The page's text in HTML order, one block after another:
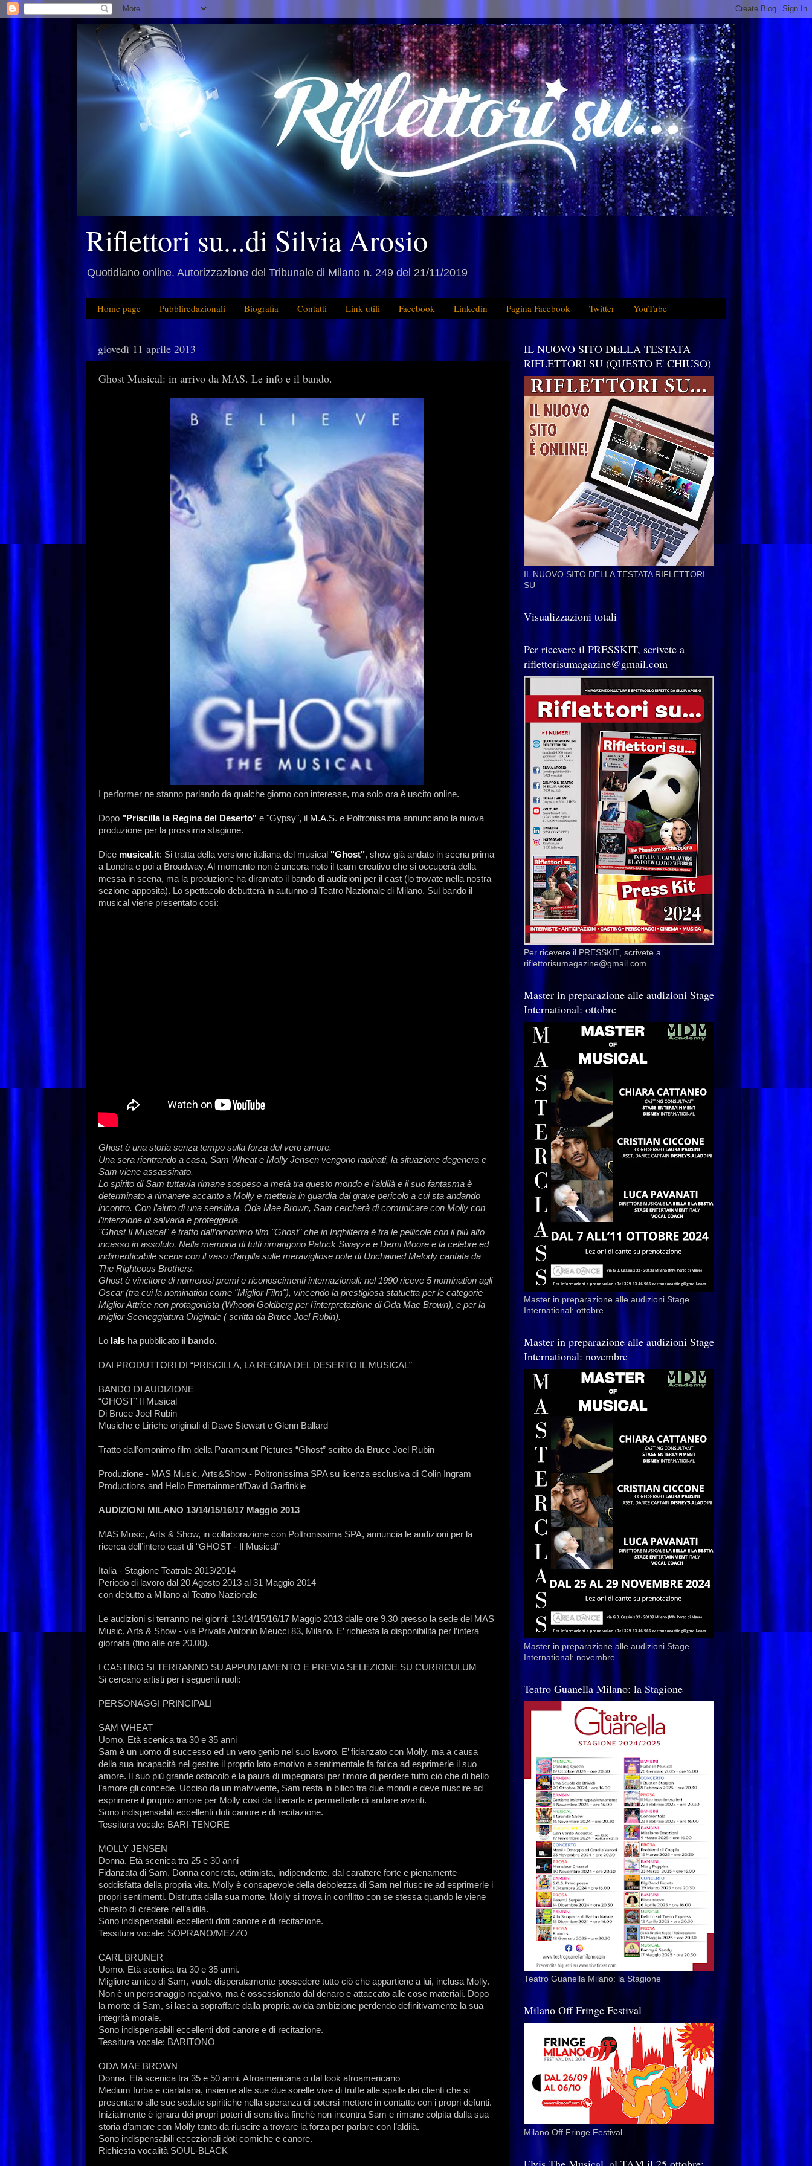
Riflettori su...di Silvia Arosio
Quotidiano online. Autorizzazione del Tribunale di Milano n. 249 del 21/11/2019
Home page Pubbliredazionali Biografia Contatti Link utili Facebook Linkedin Pagina Facebook Twitter YouTube
giovedì 11 aprile 2013
Ghost Musical: in arrivo da MAS. Le info e il bando.
I performer ne stanno parlando da qualche giorno con interesse, ma solo ora è uscito online.
Dopo "Priscilla la Regina del Deserto" e "Gypsy", il M.A.S. e Poltronissima annunciano la nuova
produzione per la prossima stagione.
Dice musical.it: Si tratta della versione italiana del musical "Ghost", show già andato in scena prima
a Londra e poi a Broadway. Al momento non è ancora noto il team creativo che si occuperà della
messa in scena, ma la produzione ha diramato il bando di audizioni per il cast (lo trovate nella nostra
sezione apposita). Lo spettacolo debutterà in autunno al Teatro Nazionale di Milano. Sul bando il
musical viene presentato così:
Ghost è una storia senza tempo sulla forza del vero amore.
Una sera rientrando a casa, Sam Wheat e Molly Jensen vengono rapinati, la situazione degenera e
Sam viene assassinato.
Lo spirito di Sam tuttavia rimane sospeso a metà tra questo mondo e l’aldilà e il suo fantasma è
determinato a rimanere accanto a Molly e metterla in guardia dal grave pericolo a cui sta andando
incontro. Con l’aiuto di una sensitiva, Oda Mae Brown, Sam cercherà di comunicare con Molly con
l’intenzione di salvarla e proteggerla.
"Ghost Il Musical" è tratto dall’omonimo film "Ghost" che in Inghilterra è tra le pellicole con il più alto
incasso in assoluto. Nella memoria di tutti rimangono Patrick Swayze e Demi Moore e la celebre ed
indimenticabile scena con il vaso d’argilla sulle meravigliose note di Unchained Melody cantata da
The Righteous Brothers.
Ghost è vincitore di numerosi premi e riconoscimenti internazionali: nel 1990 riceve 5 nomination agli
Oscar (tra cui la nomination come "Miglior Film"), vincendo la prestigiosa statuetta per le categorie
Miglior Attrice non protagonista (Whoopi Goldberg per l’interpretazione di Oda Mae Brown), e per la
miglior Sceneggiatura Originale ( scritta da Bruce Joel Rubin).
Lo Ials ha pubblicato il bando.
DAI PRODUTTORI DI “PRISCILLA, LA REGINA DEL DESERTO IL MUSICAL”
BANDO DI AUDIZIONE
“GHOST” Il Musical
Di Bruce Joel Rubin
Musiche e Liriche originali di Dave Stewart e Glenn Ballard
Tratto dall’omonimo film della Paramount Pictures “Ghost” scritto da Bruce Joel Rubin
Produzione - MAS Music, Arts&Show - Poltronissima SPA su licenza esclusiva di Colin Ingram
Productions and Hello Entertainment/David Garfinkle
AUDIZIONI MILANO 13/14/15/16/17 Maggio 2013
MAS Music, Arts & Show, in collaborazione con Poltronissima SPA, annuncia le audizioni per la
ricerca dell’intero cast di “GHOST - Il Musical”
Italia - Stagione Teatrale 2013/2014
Periodo di lavoro dal 20 Agosto 2013 al 31 Maggio 2014
con debutto a Milano al Teatro Nazionale
Le audizioni si terranno nei giorni: 13/14/15/16/17 Maggio 2013 dalle ore 9.30 presso la sede del MAS
Music, Arts & Show - via Privata Antonio Meucci 83, Milano. E’ richiesta la disponibilità per l’intera
giornata (fino alle ore 20.00).
I CASTING SI TERRANNO SU APPUNTAMENTO E PREVIA SELEZIONE SU CURRICULUM
Si cercano artisti per i seguenti ruoli:
PERSONAGGI PRINCIPALI
SAM WHEAT
Uomo. Età scenica tra 30 e 35 anni
Sam è un uomo di successo ed un vero genio nel suo lavoro. E’ fidanzato con Molly, ma a causa
della sua incapacità nel gestire il proprio lato emotivo e sentimentale fa fatica ad esprimerle il suo
amore. Il suo più grande ostacolo è la paura di impegnarsi per timore di perdere tutto ciò che di bello
l’amore gli concede. Ucciso da un malvivente, Sam resta in bilico tra due mondi e deve riuscire ad
esprimere il proprio amore per Molly così da liberarla e permetterle di andare avanti.
Sono indispensabili eccellenti doti canore e di recitazione.
Tessitura vocale: BARI-TENORE
MOLLY JENSEN
Donna. Età scenica tra 25 e 30 anni
Fidanzata di Sam. Donna concreta, ottimista, indipendente, dal carattere forte e pienamente
soddisfatta della propria vita. Molly è consapevole della debolezza di Sam nel riuscire ad esprimerle i
propri sentimenti. Distrutta dalla sua morte, Molly si trova in conflitto con se stessa quando le viene
chiesto di credere nell’aldilà.
Sono indispensabili eccellenti doti canore e di recitazione.
Tessitura vocale: SOPRANO/MEZZO
CARL BRUNER
Uomo. Età scenica tra 30 e 35 anni.
Migliore amico di Sam, vuole disperatamente possedere tutto ciò che appartiene a lui, inclusa Molly.
Non è un personaggio negativo, ma è ossessionato dal denaro e attaccato alle cose materiali. Dopo
la morte di Sam, si lascia sopraffare dalla propria avida ambizione perdendo definitivamente la sua
integrità morale.
Sono indispensabili eccellenti doti canore e di recitazione.
Tessitura vocale: BARITONO
ODA MAE BROWN
Donna. Età scenica tra 35 e 50 anni. Afroamericana o dal look afroamericano
Medium furba e ciarlatana, insieme alle sue due sorelle vive di truffe alle spalle dei clienti che si
presentano alle sue sedute spiritiche nella speranza di potersi mettere in contatto con i propri defunti.
Inizialmente è ignara dei propri poteri di sensitiva finchè non incontra Sam e rimane colpita dalla sua
storia d’amore con Molly tanto da riuscire a trovare la forza per parlare con l’aldilà.
Sono indispensabili eccezionali doti comiche e canore.
Richiesta vocalità SOUL-BLACK
IL NUOVO SITO DELLA TESTATA
RIFLETTORI SU (QUESTO E' CHIUSO)
IL NUOVO SITO DELLA TESTATA RIFLETTORI
SU
Visualizzazioni totali
Per ricevere il PRESSKIT, scrivete a
riflettorisumagazine@gmail.com
Per ricevere il PRESSKIT, scrivete a
riflettorisumagazine@gmail.com
Master in preparazione alle audizioni Stage
International: ottobre
Master in preparazione alle audizioni Stage
International: ottobre
Master in preparazione alle audizioni Stage
International: novembre
Master in preparazione alle audizioni Stage
International: novembre
Teatro Guanella Milano: la Stagione
Teatro Guanella Milano: la Stagione
Milano Off Fringe Festival
Milano Off Fringe Festival